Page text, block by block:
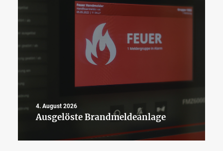
4. August 2026
Ausgelöste Brandmeldeanlage